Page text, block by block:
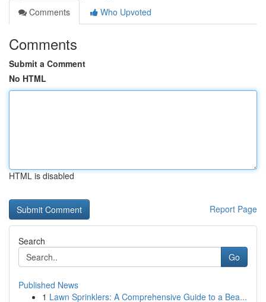
Comments
Who Upvoted
Comments
Submit a Comment
No HTML
HTML is disabled
Report Page
Search
Go
Published News
1 Lawn Sprinklers: A Comprehensive Guide to a Bea...